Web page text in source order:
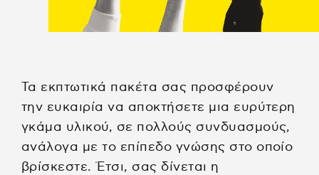
Τα εκπτωτικά πακέτα σας προσφέρουν
την ευκαιρία να αποκτήσετε μια ευρύτερη
γκάμα υλικού, σε πολλούς συνδυασμούς,
ανάλογα με το επίπεδο γνώσης στο οποίο
βρίσκεστε. Έτσι, σας δίνεται η